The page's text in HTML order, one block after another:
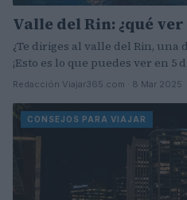
Valle del Rin: ¿qué ver
¿Te diriges al valle del Rin, una
¡Esto es lo que puedes ver en 5
Redacción Viajar365.com · 8 Mar 2025
CONSEJOS PARA VIAJAR